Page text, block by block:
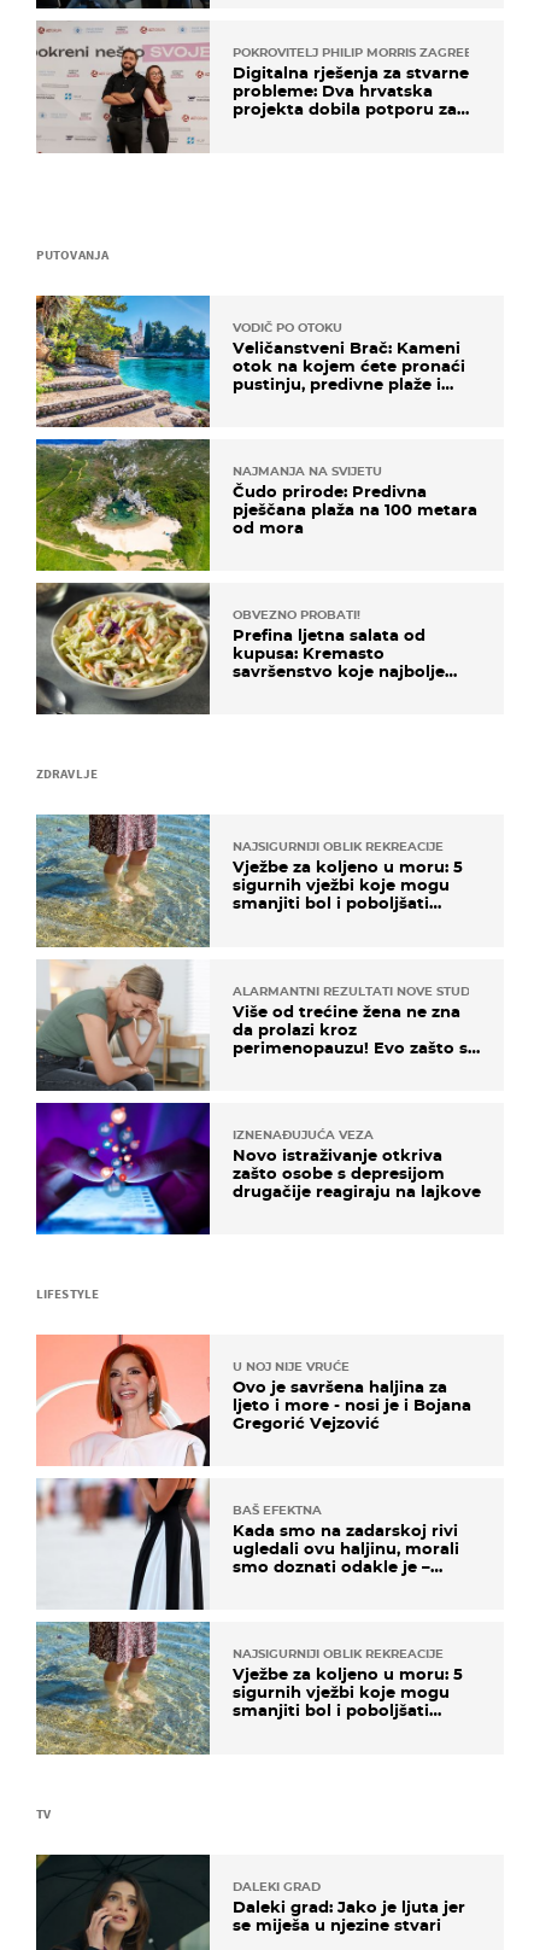
ZDRAVLJE
NAJSIGURNIJI OBLIK REKREACIJE
Vježbe za koljeno u moru: 5
sigurnih vježbi koje mogu
smanjiti bol i poboljšati
ALARMANTNI REZULTATI NOVE STUDIJE
Više od trećine žena ne zna
da prolazi kroz
perimenopauzu! Evo zašto su
IZNENAĐUJUĆA VEZA
Novo istraživanje otkriva
zašto osobe s depresijom
drugačije reagiraju na lajkove
TV
DALEKI GRAD
Daleki grad: Jako je ljuta jer
se miješa u njezine stvari
PUTOVANJA
VODIČ PO OTOKU
Veličanstveni Brač: Kameni
otok na kojem ćete pronaći
pustinju, predivne plaže i
NAJMANJA NA SVIJETU
Čudo prirode: Predivna
pješčana plaža na 100 metara
od mora
OBVEZNO PROBATI!
Prefina ljetna salata od
kupusa: Kremasto
savršenstvo koje najbolje
POKROVITELJ PHILIP MORRIS ZAGREB
Digitalna rješenja za stvarne
probleme: Dva hrvatska
projekta dobila potporu za
LIFESTYLE
U NOJ NIJE VRUĆE
Ovo je savršena haljina za
ljeto i more - nosi je i Bojana
Gregorić Vejzović
BAŠ EFEKTNA
Kada smo na zadarskoj rivi
ugledali ovu haljinu, morali
smo doznati odakle je –
NAJSIGURNIJI OBLIK REKREACIJE
Vježbe za koljeno u moru: 5
sigurnih vježbi koje mogu
smanjiti bol i poboljšati